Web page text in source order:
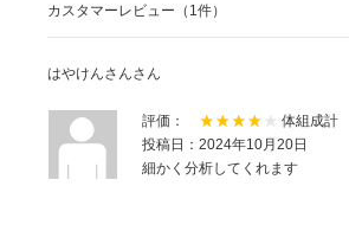
カスタマーレビュー（1件）
はやけんさんさん
評価：
体組成計
投稿日：2024年10月20日
細かく分析してくれます